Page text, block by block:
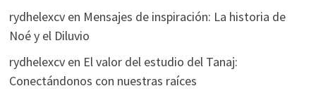
rydhelexcven Mensajes de inspiración: La historia de
Noé y el Diluvio
rydhelexcven El valor del estudio del Tanaj:
Conectándonos con nuestras raíces